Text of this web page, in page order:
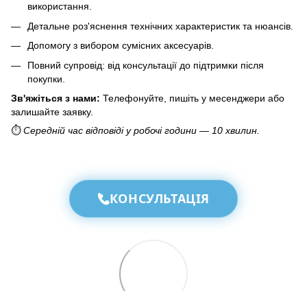
використання.
Детальне роз'яснення технічних характеристик та нюансів.
Допомогу з вибором сумісних аксесуарів.
Повний супровід: від консультації до підтримки після
покупки.
Зв'яжіться з нами: Телефонуйте, пишіть у месенджери або
залишайте заявку.
⏱️Середній час відповіді у робочі години — 10 хвилин.
КОНСУЛЬТАЦІЯ